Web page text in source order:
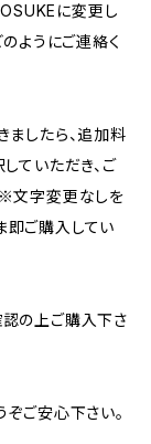
に変更し
ようにご連絡く
ましたら、追加料
ていただき、ご
※文字変更なしを
即ご購入してい
の上ご購入下さ
ご安心下さい。